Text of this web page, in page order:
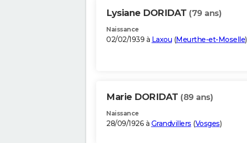
Lysiane DORIDAT (79 ans)
Naissance
02/02/1939 à Laxou (Meurthe-et-Moselle)
Marie DORIDAT (89 ans)
Naissance
28/09/1926 à Grandvillers (Vosges)